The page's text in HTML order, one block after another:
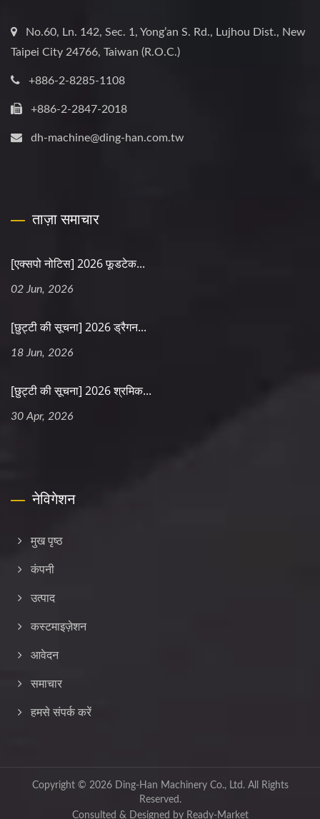
No.60, Ln. 142, Sec. 1, Yong’an S. Rd., Lujhou Dist., New
Taipei City 24766, Taiwan (R.O.C.)
+886-2-8285-1108
+886-2-2847-2018
dh-machine@ding-han.com.tw
ताज़ा समाचार
[एक्सपो नोटिस] 2026 फूडटेक...
02 Jun, 2026
[छुट्टी की सूचना] 2026 ड्रैगन...
18 Jun, 2026
[छुट्टी की सूचना] 2026 श्रमिक...
30 Apr, 2026
नेविगेशन
मुख पृष्ठ
कंपनी
उत्पाद
कस्टमाइज़ेशन
आवेदन
समाचार
हमसे संपर्क करें
Copyright © 2026 Ding-Han Machinery Co., Ltd.All Rights
Reserved.
Consulted & Designed by Ready-Market